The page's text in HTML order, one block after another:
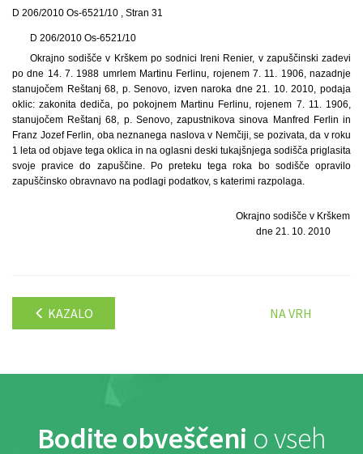
D 206/2010 Os-6521/10 , Stran 31
D 206/2010 Os-6521/10
Okrajno sodišče v Krškem po sodnici Ireni Renier, v zapuščinski zadevi
po dne 14. 7. 1988 umrlem Martinu Ferlinu, rojenem 7. 11. 1906, nazadnje
stanujočem Reštanj 68, p. Senovo, izven naroka dne 21. 10. 2010, podaja
oklic: zakonita dediča, po pokojnem Martinu Ferlinu, rojenem 7. 11. 1906,
stanujočem Reštanj 68, p. Senovo, zapustnikova sinova Manfred Ferlin in
Franz Jozef Ferlin, oba neznanega naslova v Nemčiji, se pozivata, da v roku
1 leta od objave tega oklica in na oglasni deski tukajšnjega sodišča priglasita
svoje pravice do zapuščine. Po preteku tega roka bo sodišče opravilo
zapuščinsko obravnavo na podlagi podatkov, s katerimi razpolaga.
Okrajno sodišče v Krškem
dne 21. 10. 2010
KAZALO NA VRH
Bodite obveščeni o vseh